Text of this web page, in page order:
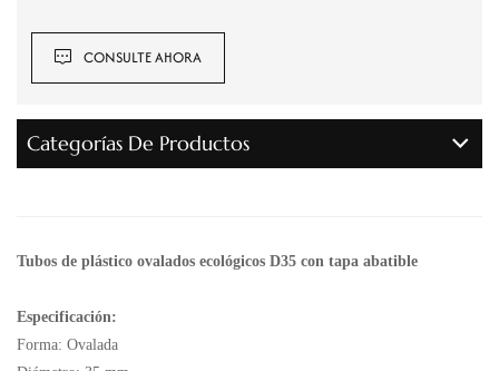
CONSULTE AHORA
Categorías De Productos
Tubos de plástico ovalados ecológicos D35 con tapa abatible
Especificación:
Forma: Ovalada